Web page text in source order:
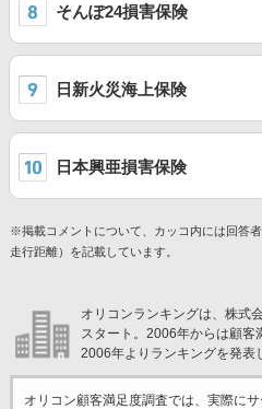
そんぽ24損害保険
日新火災海上保険
日本興亜損害保険
※掲載コメントについて、カッコ内には回答
走行距離）を記載しています。
オリコンランキングは、株式
スタート。2006年からは顧客
2006年よりランキングを発表
オリコン顧客満足度調査では、実際に